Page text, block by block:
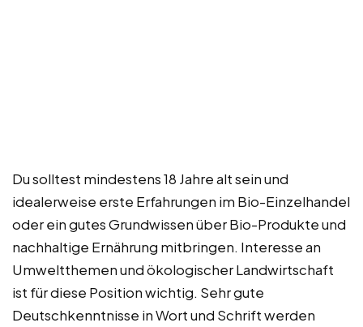
Du solltest mindestens 18 Jahre alt sein und
idealerweise erste Erfahrungen im Bio-Einzelhandel
oder ein gutes Grundwissen über Bio-Produkte und
nachhaltige Ernährung mitbringen. Interesse an
Umweltthemen und ökologischer Landwirtschaft
ist für diese Position wichtig. Sehr gute
Deutschkenntnisse in Wort und Schrift werden